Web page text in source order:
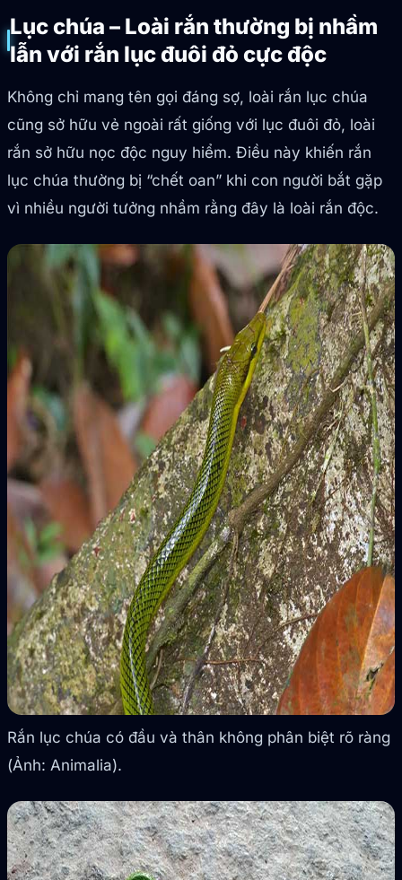
Lục chúa – Loài rắn thường bị nhầm
lẫn với rắn lục đuôi đỏ cực độc
Không chỉ mang tên gọi đáng sợ, loài rắn lục chúa
cũng sở hữu vẻ ngoài rất giống với lục đuôi đỏ, loài
rắn sở hữu nọc độc nguy hiểm. Điều này khiến rắn
lục chúa thường bị “chết oan” khi con người bắt gặp
vì nhiều người tưởng nhầm rằng đây là loài rắn độc.
Rắn lục chúa có đầu và thân không phân biệt rõ ràng
(Ảnh: Animalia).